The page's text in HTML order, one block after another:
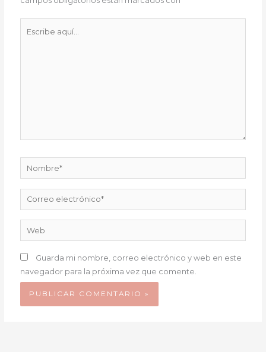
Nombre*
Correo
electrónico*
Web
Guarda mi nombre, correo electrónico y web en este
navegador para la próxima vez que comente.